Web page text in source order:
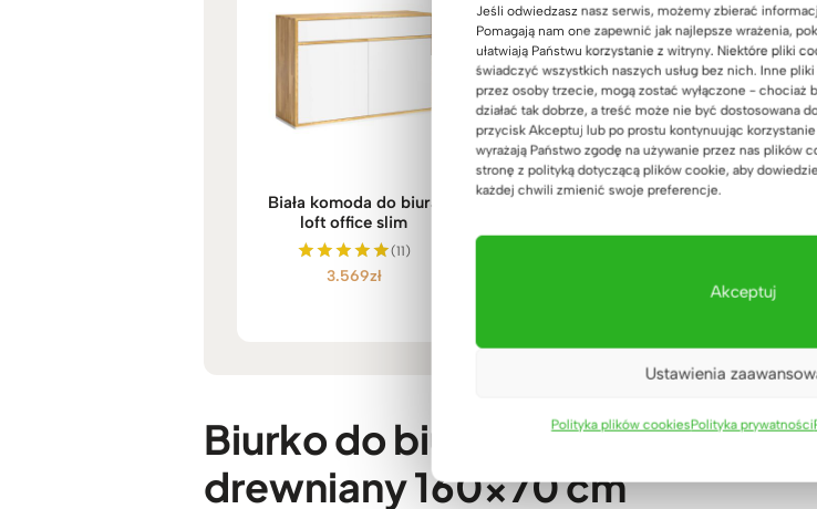
Jeśli odwiedzasz nasz serwis, możemy zbierać
Pomagają nam one zapewnić jak najlepsze wrażenia,
ułatwiają Państwu korzystanie z witryny. Niektóre pliki
świadczyć wszystkich naszych usług bez nich. Inne
przez osoby trzecie, mogą zostać wyłączone - chociaż
działać tak dobrze, a treść może nie być dostosowana
przycisk Akceptuj lub po prostu kontynuując
wyrażają Państwo zgodę na używanie przez nas plików
stronę z polityką dotyczącą plików cookie, aby
każdej chwili zmienić swoje preferencje.
Akceptuj
Ustawienia
Polityka plików cookiesPolityka prywatności
Biała komoda do biura
loft office slim
Oceniono
(11)
3.569zł
Biała szafa do gabinetu i
Biurko do biura białe, kobiece
drewniany 160×70 cm